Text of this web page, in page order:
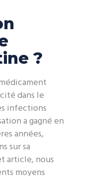
?
dans le
infections
a gagné en
années,
sur sa
article, nous
moyens